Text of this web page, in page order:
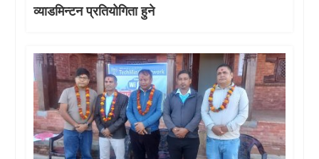
व्याडमिन्टन प्रतियोगिता हुने